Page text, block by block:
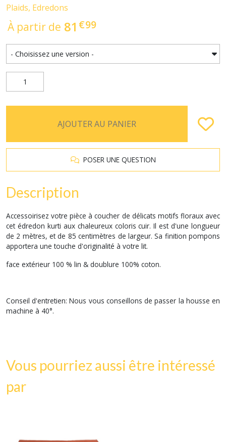
Plaids, Edredons
À partir de 81 €99
AJOUTER AU PANIER
POSER UNE QUESTION
Description
Accessoirisez votre pièce à coucher de délicats motifs floraux avec
cet édredon kurti aux chaleureux coloris cuir. Il est d'une longueur
de 2 mètres, et de 85 centimètres de largeur. Sa finition pompons
apportera une touche d'originalité à votre lit.
face extérieur 100 % lin & doublure 100% coton.
Conseil d'entretien: Nous vous conseillons de passer la housse en
machine à 40°.
Vous pourriez aussi être intéressé
par